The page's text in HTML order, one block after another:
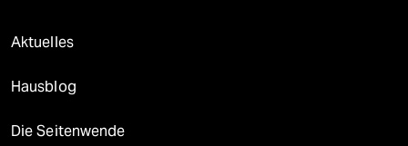
Aktuelles
Hausblog
Die Seitenwende